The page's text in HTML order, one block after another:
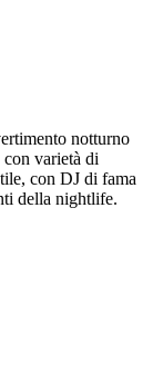
notturno
varietà di
con DJ di fama
della nightlife.